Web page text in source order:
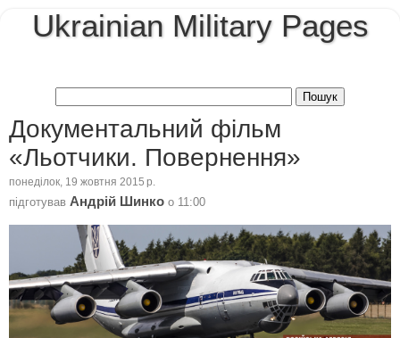
Ukrainian Military Pages
Документальний фільм
«Льотчики. Повернення»
понеділок, 19 жовтня 2015 р.
підготував Андрій Шинко о 11:00